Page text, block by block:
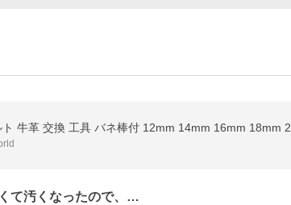
ト 牛革 交換 工具 バネ棒付 12mm 14mm 16mm 18mm
て汚くなったので、…